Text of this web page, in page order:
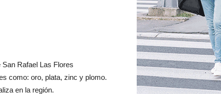
Rafael Las Flores
como: oro, plata, zinc y plomo.
en la región.